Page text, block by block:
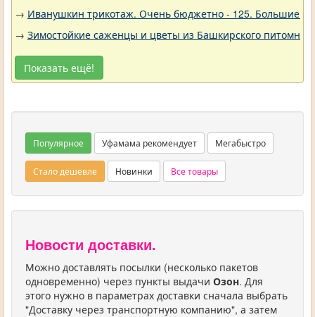
→ Иванушкин трикотаж. Очень бюджетно - 125. Большие
→ Зимостойкие саженцы и цветы из Башкирского
Показать ещё!
Популярное Уфамама рекомендует Мегабыстро
Стало дешевле Новинки Все товары
Новости доставки.
Можно доставлять посылки (несколько пакетов
одновременно) через пункты выдачи Озон. Для
этого нужно в параметрах доставки сначала выбрать
"Доставку через транспортную компанию", а затем